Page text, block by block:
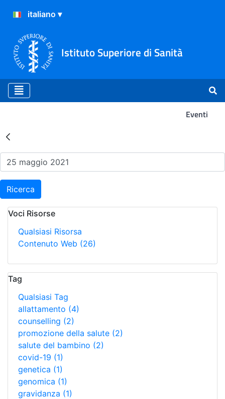
Istituto Superiore di Sanità
Eventi
Risultati della Ricerca -
Ricerca
Voci Risorse
Qualsiasi Risorsa
Contenuto Web (26)
Tag
Qualsiasi Tag
allattamento (4)
counselling (2)
promozione della salute (2)
salute del bambino (2)
covid-19 (1)
genetica (1)
genomica (1)
gravidanza (1)